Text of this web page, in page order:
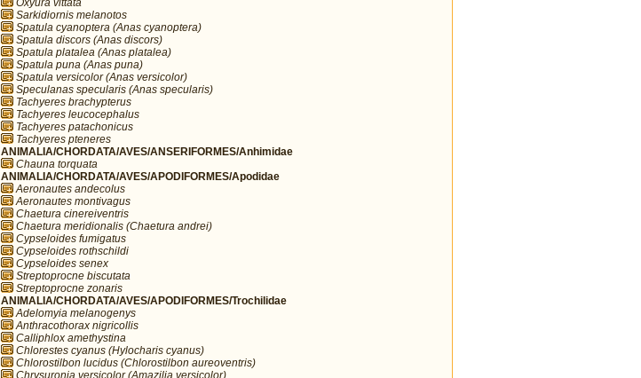
Oxyura vittata
Sarkidiornis melanotos
Spatula cyanoptera (Anas cyanoptera)
Spatula discors (Anas discors)
Spatula platalea (Anas platalea)
Spatula puna (Anas puna)
Spatula versicolor (Anas versicolor)
Speculanas specularis (Anas specularis)
Tachyeres brachypterus
Tachyeres leucocephalus
Tachyeres patachonicus
Tachyeres pteneres
ANIMALIA/CHORDATA/AVES/ANSERIFORMES/Anhimidae
Chauna torquata
ANIMALIA/CHORDATA/AVES/APODIFORMES/Apodidae
Aeronautes andecolus
Aeronautes montivagus
Chaetura cinereiventris
Chaetura meridionalis (Chaetura andrei)
Cypseloides fumigatus
Cypseloides rothschildi
Cypseloides senex
Streptoprocne biscutata
Streptoprocne zonaris
ANIMALIA/CHORDATA/AVES/APODIFORMES/Trochilidae
Adelomyia melanogenys
Anthracothorax nigricollis
Calliphlox amethystina
Chlorestes cyanus (Hylocharis cyanus)
Chlorostilbon lucidus (Chlorostilbon aureoventris)
Chrysuronia versicolor (Amazilia versicolor)